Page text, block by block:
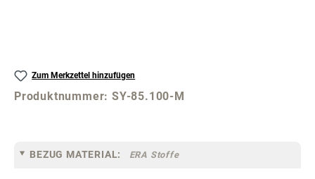
Zum Merkzettel hinzufügen
Produktnummer:SY-85.100-M
BEZUG MATERIAL: ERA Stoffe